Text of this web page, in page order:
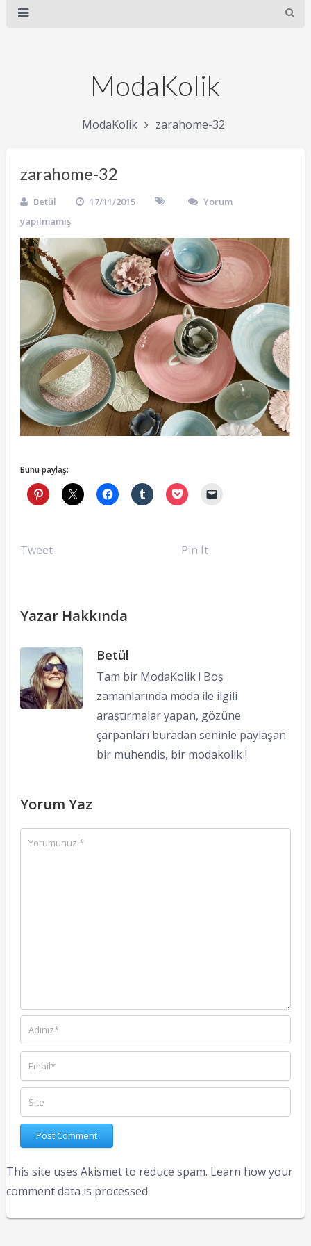
ModaKolik
ModaKolik zarahome-32
zarahome-32
Betül 17/11/2015
Yorum
yapılmamış
Bunu paylaş:
Tweet Pin It
Yazar Hakkında
Betül
Tam bir ModaKolik ! Boş
zamanlarında moda ile ilgili
araştırmalar yapan, gözüne
çarpanları buradan seninle paylaşan
bir mühendis, bir modakolik !
Yorum Yaz
This site uses Akismet to reduce spam. Learn how your
comment data is processed.